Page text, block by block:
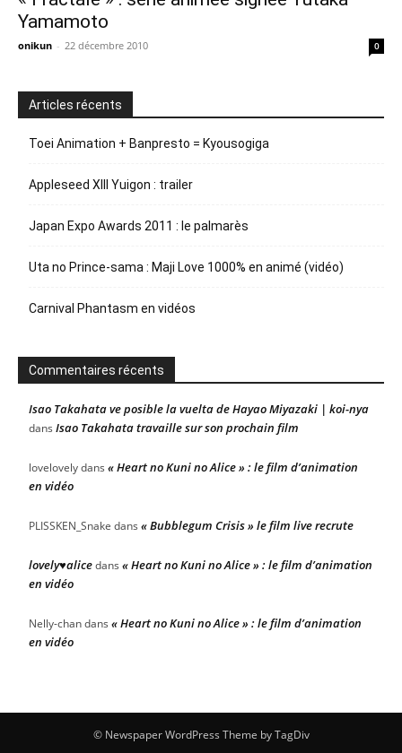
Yamamoto
onikun - 22 décembre 2010 0
Articles récents
Toei Animation + Banpresto = Kyousogiga
Appleseed XIII Yuigon : trailer
Japan Expo Awards 2011 : le palmarès
Uta no Prince-sama : Maji Love 1000% en animé (vidéo)
Carnival Phantasm en vidéos
Commentaires récents
Isao Takahata ve posible la vuelta de Hayao Miyazaki | koi-nya
dans Isao Takahata travaille sur son prochain film
lovelovelydans « Heart no Kuni no Alice » : le film d’animation
en vidéo
PLISSKEN_Snake dans « Bubblegum Crisis » le film live recrute
lovely♥alicedans « Heart no Kuni no Alice » : le film d’animation
en vidéo
Nelly-chandans « Heart no Kuni no Alice » : le film d’animation
en vidéo
© Newspaper WordPress Theme by TagDiv